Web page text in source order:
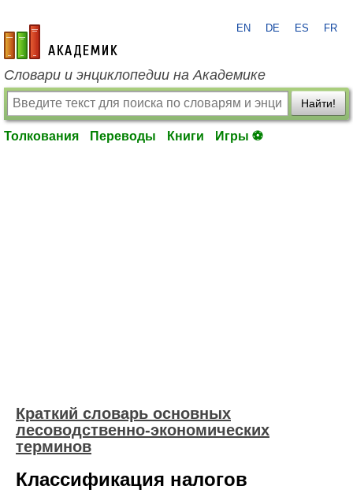
academic.ru
EN DE ES FR
Словари и энциклопедии на Академике
Найти!
Толкования Переводы Книги Игры ⚽
Краткий словарь основных
лесоводственно-экономических
терминов
Классификация налогов